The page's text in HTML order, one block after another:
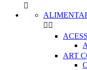

 
ART